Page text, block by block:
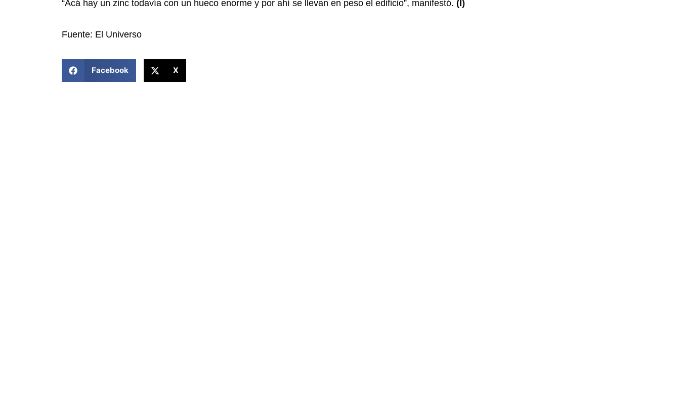
“Acá hay un zinc todavía con un hueco enorme y por ahí se llevan en peso el edificio”, manifestó. (I)
Fuente: El Universo
Facebook X